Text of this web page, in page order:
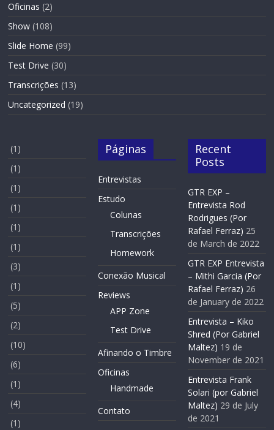
Oficinas (2)
Show (108)
Slide Home (99)
Test Drive (30)
Transcrições (13)
Uncategorized (19)
(1)
(1)
(1)
(1)
(1)
(1)
(3)
(1)
(5)
(2)
(10)
(6)
(1)
(4)
(1)
Páginas
Entrevistas
Estudo
Colunas
Transcrições
Homework
Conexão Musical
Reviews
APP Zone
Test Drive
Afinando o Timbre
Oficinas
Handmade
Contato
Recent
Posts
GTR EXP –
Entrevista Rod
Rodrigues (Por
Rafael Ferraz) 25
de March de 2022
GTR EXP Entrevista
– Mithi Garcia (Por
Rafael Ferraz) 26
de January de 2022
Entrevista – Kiko
Shred (Por Gabriel
Maltez) 19 de
November de 2021
Entrevista Frank
Solari (por Gabriel
Maltez) 29 de July
de 2021